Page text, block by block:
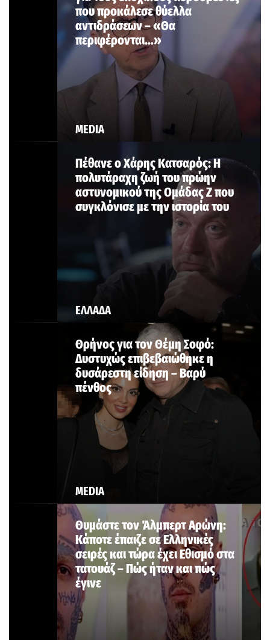
MEDIA
που προκάλεσε θύελλα
αντιδράσεων – «Θα
περιφέρονται…»
ΕΛΛΑΔΑ
Πέθανε ο Χάρης Κατσαρός: Η
πολυτάραχη ζωή του πρώην
αστυνομικού της Ομάδας Ζ που
συγκλόνισε με την ιστορία του
MEDIA
Θρήνος για τον Θέμη Σοφό:
Δυστυχώς επιβεβαιώθηκε η
δυσάρεστη είδηση – Βαρύ
πένθος
Θυμάστε τον Άλμπερτ Αρώνη:
Κάποτε έπαιζε σε Ελληνικές
σειρές και τώρα έχει Εθισμό στα
τατουάζ – Πώς ήταν και πώς
έγινε